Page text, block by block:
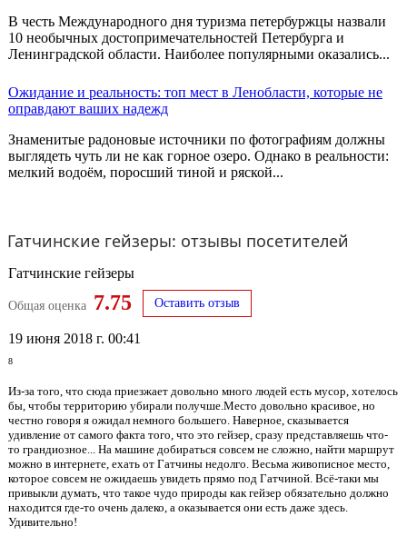
В честь Международного дня туризма петербуржцы назвали
10 необычных достопримечательностей Петербурга и
Ленинградской области. Наиболее популярными оказались...
Ожидание и реальность: топ мест в Ленобласти, которые не
оправдают ваших надежд
Знаменитые радоновые источники по фотографиям должны
выглядеть чуть ли не как горное озеро. Однако в реальности:
мелкий водоём, поросший тиной и ряской...
Гатчинские гейзеры: отзывы посетителей
Гатчинские гейзеры
Общая оценка 7.75 Оставить отзыв
19 июня 2018 г. 00:41
8
Из-за того, что сюда приезжает довольно много людей есть мусор, хотелось
бы, чтобы территорию убирали получше.Место довольно красивое, но
честно говоря я ожидал немного большего. Наверное, сказывается
удивление от самого факта того, что это гейзер, сразу представляешь что-
то грандиозное... На машине добираться совсем не сложно, найти маршрут
можно в интернете, ехать от Гатчины недолго. Весьма живописное место,
которое совсем не ожидаешь увидеть прямо под Гатчиной. Всё-таки мы
привыкли думать, что такое чудо природы как гейзер обязательно должно
находится где-то очень далеко, а оказывается они есть даже здесь.
Удивительно!